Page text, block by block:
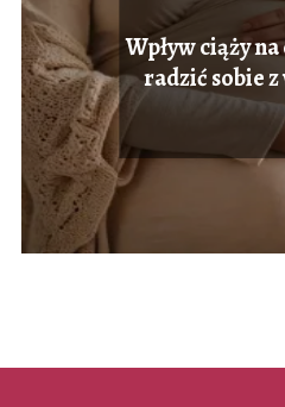
Wpływ ciąży
radzić sobie